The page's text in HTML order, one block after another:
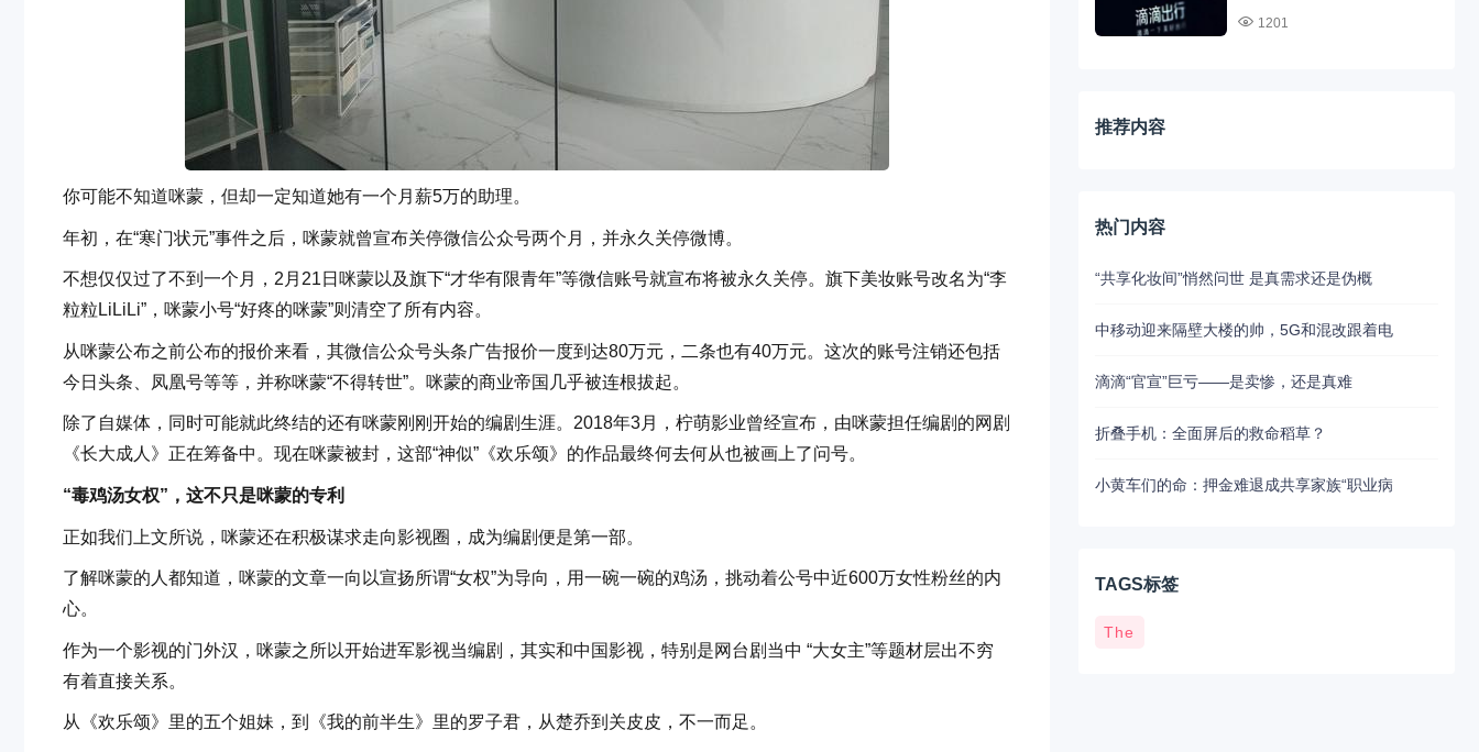
你可能不知道咪蒙，但却一定知道她有一个月薪5万的助理。
年初，在“寒门状元”事件之后，咪蒙就曾宣布关停微信公众号两个月，并永久关停微博。
不想仅仅过了不到一个月，2月21日咪蒙以及旗下“才华有限青年”等微信账号就宣布将被永久关停。旗下美妆账号改名为“李
粒粒LiLiLi”，咪蒙小号“好疼的咪蒙”则清空了所有内容。
从咪蒙公布之前公布的报价来看，其微信公众号头条广告报价一度到达80万元，二条也有40万元。这次的账号注销还包括
今日头条、凤凰号等等，并称咪蒙“不得转世”。咪蒙的商业帝国几乎被连根拔起。
除了自媒体，同时可能就此终结的还有咪蒙刚刚开始的编剧生涯。2018年3月，柠萌影业曾经宣布，由咪蒙担任编剧的网剧
《长大成人》正在筹备中。现在咪蒙被封，这部“神似”《欢乐颂》的作品最终何去何从也被画上了问号。
“毒鸡汤女权”，这不只是咪蒙的专利
正如我们上文所说，咪蒙还在积极谋求走向影视圈，成为编剧便是第一部。
了解咪蒙的人都知道，咪蒙的文章一向以宣扬所谓“女权”为导向，用一碗一碗的鸡汤，挑动着公号中近600万女性粉丝的内
心。
作为一个影视的门外汉，咪蒙之所以开始进军影视当编剧，其实和中国影视，特别是网台剧当中 “大女主”等题材层出不穷
有着直接关系。
从《欢乐颂》里的五个姐妹，到《我的前半生》里的罗子君，从楚乔到关皮皮，不一而足。
1201
推荐内容
热门内容
“共享化妆间”悄然问世 是真需求还是伪概
中移动迎来隔壁大楼的帅，5G和混改跟着电
滴滴“官宣”巨亏——是卖惨，还是真难
折叠手机：全面屏后的救命稻草？
小黄车们的命：押金难退成共享家族“职业病
TAGS标签
The